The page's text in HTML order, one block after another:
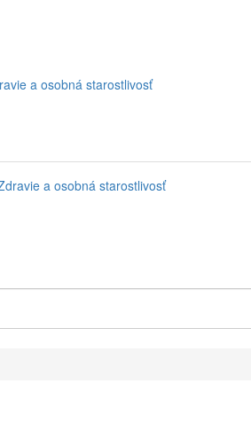
a osobná starostlivosť
a osobná starostlivosť